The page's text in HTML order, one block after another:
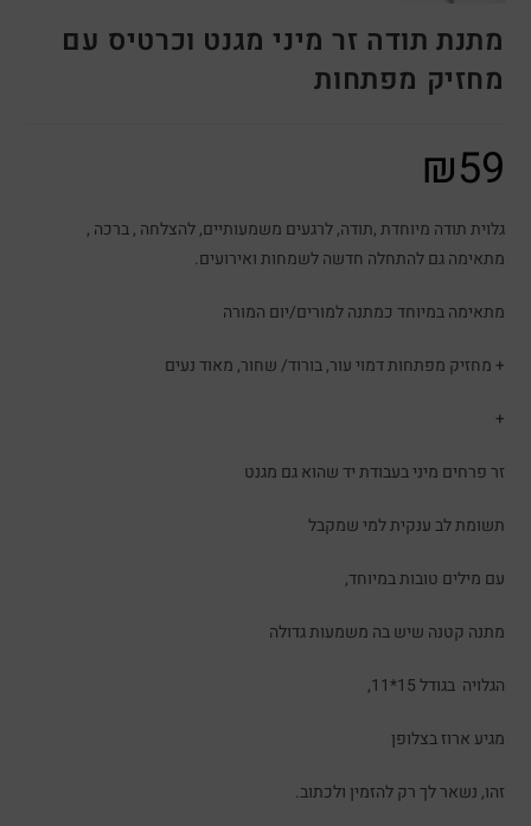
מתנת תודה זר מיני מגנט וכרטיס עם
מחזיק מפתחות
₪59
גלוית תודה מיוחדת ,תודה, לרגעים משמעותיים, להצלחה , ברכה ,
מתאימה גם להתחלה חדשה לשמחות ואירועים.
מתאימה במיוחד כמתנה למורים/יום המורה
+ מחזיק מפתחות דמוי עור, בורוד/ שחור, מאוד נעים
+
זר פרחים מיני בעבודת יד שהוא גם מגנט
תשומת לב ענקית למי שמקבל
עם מילים טובות במיוחד,
מתנה קטנה שיש בה משמעות גדולה
הגלויה בגודל 15*11,
מגיע ארוז בצלופן
זהו, נשאר לך רק להזמין ולכתוב.